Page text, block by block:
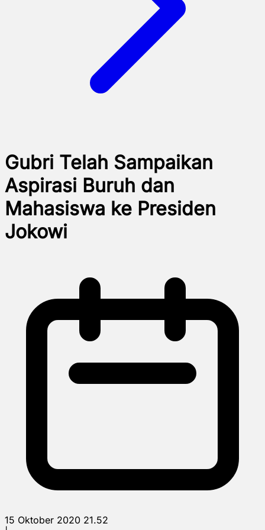
Gubri Telah Sampaikan
Aspirasi Buruh dan
Mahasiswa ke Presiden
Jokowi
15 Oktober 2020 21.52